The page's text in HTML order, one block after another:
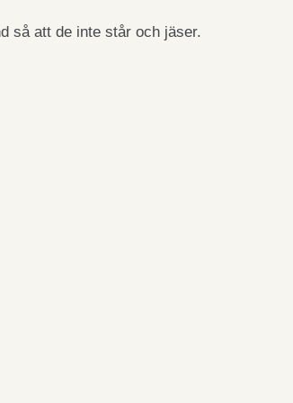
så att de inte står och jäser.